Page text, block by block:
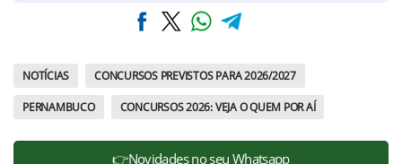
NOTÍCIAS CONCURSOS PREVISTOS PARA 2026/2027
PERNAMBUCO CONCURSOS 2026: VEJA O QUEM POR AÍ
👉Novidades no seu Whatsapp